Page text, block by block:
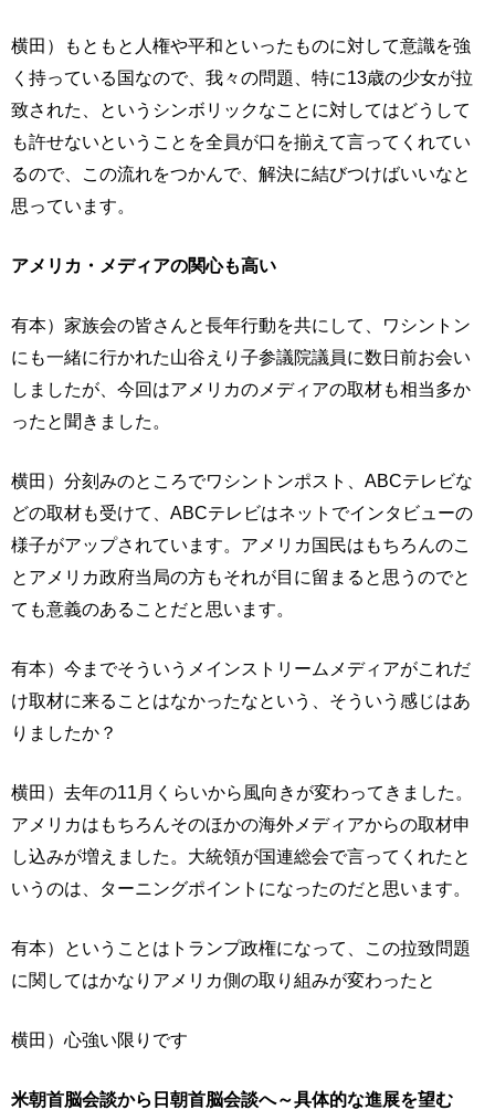
横田）もともと人権や平和といったものに対して意識を強
く持っている国なので、我々の問題、特に13歳の少女が拉
致された、というシンボリックなことに対してはどうして
も許せないということを全員が口を揃えて言ってくれてい
るので、この流れをつかんで、解決に結びつけばいいなと
思っています。
アメリカ・メディアの関心も高い
有本）家族会の皆さんと長年行動を共にして、ワシントン
にも一緒に行かれた山谷えり子参議院議員に数日前お会い
しましたが、今回はアメリカのメディアの取材も相当多か
ったと聞きました。
横田）分刻みのところでワシントンポスト、ABCテレビな
どの取材も受けて、ABCテレビはネットでインタビューの
様子がアップされています。アメリカ国民はもちろんのこ
とアメリカ政府当局の方もそれが目に留まると思うのでと
ても意義のあることだと思います。
有本）今までそういうメインストリームメディアがこれだ
け取材に来ることはなかったなという、そういう感じはあ
りましたか？
横田）去年の11月くらいから風向きが変わってきました。
アメリカはもちろんそのほかの海外メディアからの取材申
し込みが増えました。大統領が国連総会で言ってくれたと
いうのは、ターニングポイントになったのだと思います。
有本）ということはトランプ政権になって、この拉致問題
に関してはかなりアメリカ側の取り組みが変わったと
横田）心強い限りです
米朝首脳会談から日朝首脳会談へ～具体的な進展を望む